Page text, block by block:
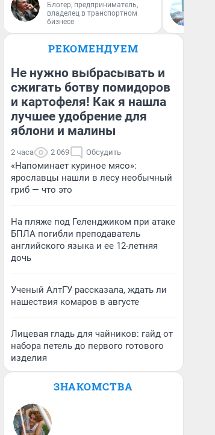
Блогер, предприниматель,
владелец в транспортном
бизнесе
РЕКОМЕНДУЕМ
Не нужно выбрасывать и
сжигать ботву помидоров
и картофеля! Как я нашла
лучшее удобрение для
яблони и малины
2 часа 2 069 Обсудить
«Напоминает куриное мясо»:
ярославцы нашли в лесу необычный
гриб — что это
На пляже под Геленджиком при атаке
БПЛА погибли преподаватель
английского языка и ее 12-летняя
дочь
Ученый АлтГУ рассказала, ждать ли
нашествия комаров в августе
Лицевая гладь для чайников: гайд от
набора петель до первого готового
изделия
ЗНАКОМСТВА